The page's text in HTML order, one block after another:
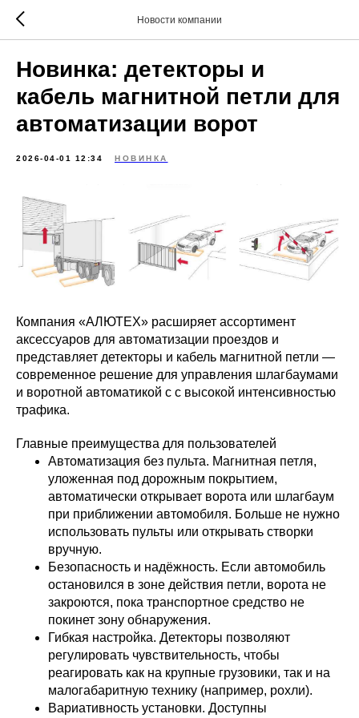
Новости компании
Новинка: детекторы и
кабель магнитной петли для
автоматизации ворот
2026-04-01 12:34 НОВИНКА
Компания «АЛЮТЕХ» расширяет ассортимент
аксессуаров для автоматизации проездов и
представляет детекторы и кабель магнитной петли —
современное решение для управления шлагбаумами
и воротной автоматикой с с высокой интенсивностью
трафика.
Главные преимущества для пользователей
Автоматизация без пульта. Магнитная петля,
уложенная под дорожным покрытием,
автоматически открывает ворота или шлагбаум
при приближении автомобиля. Больше не нужно
использовать пульты или открывать створки
вручную.
Безопасность и надёжность. Если автомобиль
остановился в зоне действия петли, ворота не
закроются, пока транспортное средство не
покинет зону обнаружения.
Гибкая настройка. Детекторы позволяют
регулировать чувствительность, чтобы
реагировать как на крупные грузовики, так и на
малогабаритную технику (например, рохли).
Вариативность установки. Доступны